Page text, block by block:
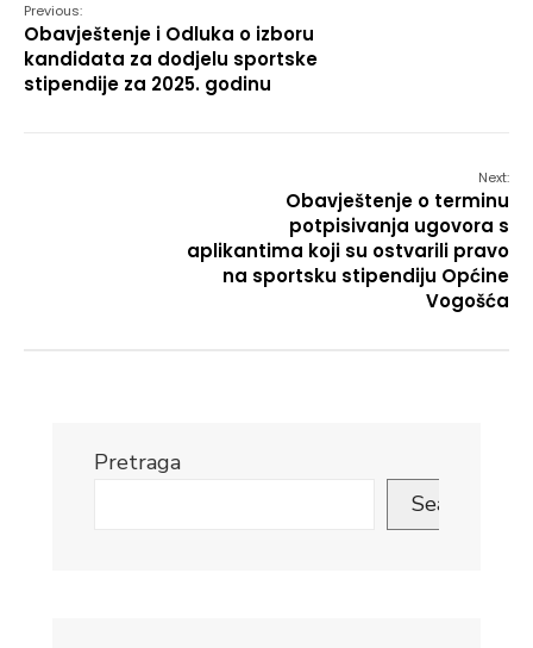
Previous:
Obavještenje i Odluka o izboru
kandidata za dodjelu sportske
stipendije za 2025. godinu
Next:
Obavještenje o terminu
potpisivanja ugovora s
aplikantima koji su ostvarili pravo
na sportsku stipendiju Općine
Vogošća
Pretraga
Search